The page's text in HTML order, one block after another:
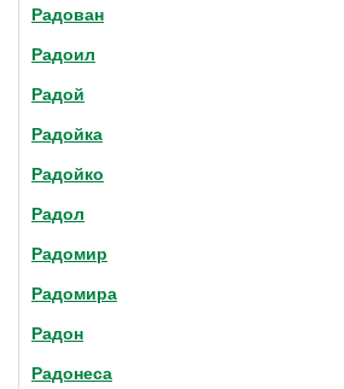
Радован
Радоил
Радой
Радойка
Радойко
Радол
Радомир
Радомира
Радон
Радонеса